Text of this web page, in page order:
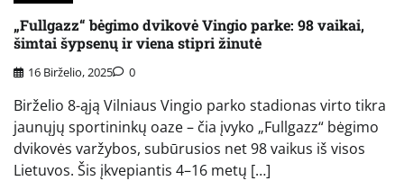
„Fullgazz“ bėgimo dvikovė Vingio parke: 98 vaikai,
šimtai šypsenų ir viena stipri žinutė
16 Birželio, 2025 0
Birželio 8-ąją Vilniaus Vingio parko stadionas virto tikra
jaunųjų sportininkų oaze – čia įvyko „Fullgazz“ bėgimo
dvikovės varžybos, subūrusios net 98 vaikus iš visos
Lietuvos. Šis įkvepiantis 4–16 metų […]